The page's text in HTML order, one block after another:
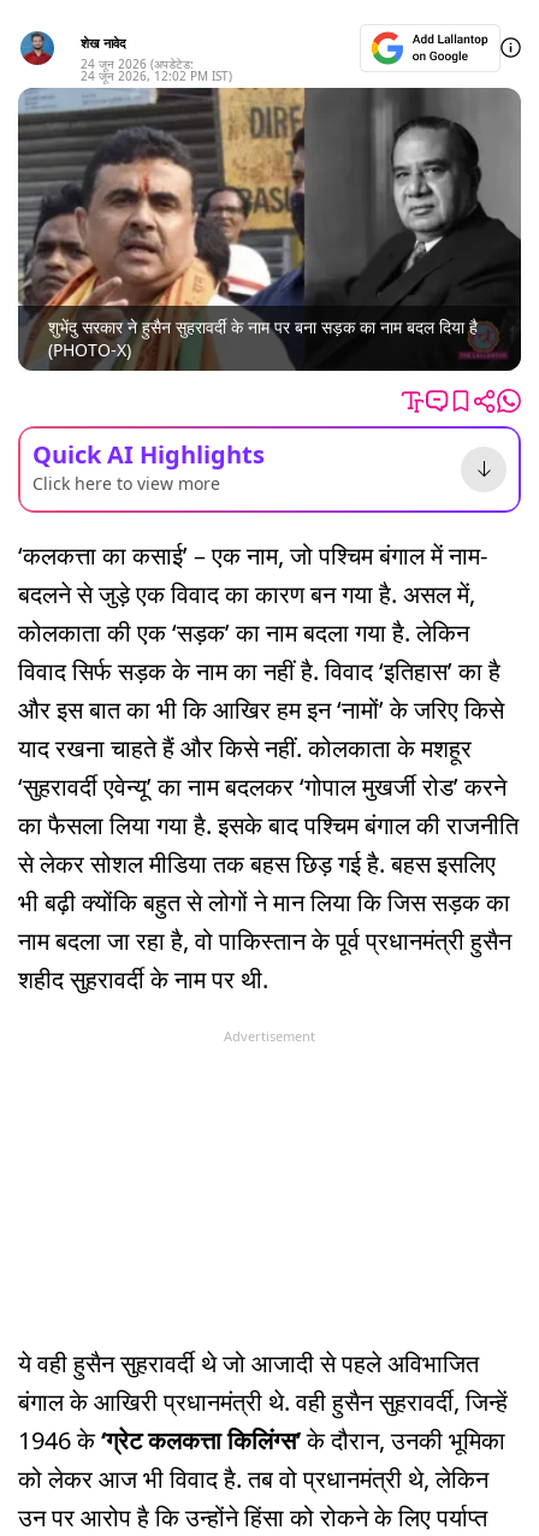
शेख नावेद
24 जून 2026 (अपडेटेड:
24 जून 2026, 12:02 PM IST)
शुभेंदु सरकार ने हुसैन सुहरावर्दी के नाम पर बना सड़क का नाम बदल दिया है
(PHOTO-X)
Quick AI Highlights
Click here to view more
‘कलकत्ता का कसाई’ – एक नाम, जो पश्चिम बंगाल में नाम-
बदलने से जुड़े एक विवाद का कारण बन गया है. असल में,
कोलकाता की एक ‘सड़क’ का नाम बदला गया है. लेकिन
विवाद सिर्फ सड़क के नाम का नहीं है. विवाद ‘इतिहास’ का है
और इस बात का भी कि आखिर हम इन ‘नामों’ के जरिए किसे
याद रखना चाहते हैं और किसे नहीं. कोलकाता के मशहूर
‘सुहरावर्दी एवेन्यू’ का नाम बदलकर ‘गोपाल मुखर्जी रोड’ करने
का फैसला लिया गया है. इसके बाद पश्चिम बंगाल की राजनीति
से लेकर सोशल मीडिया तक बहस छिड़ गई है. बहस इसलिए
भी बढ़ी क्योंकि बहुत से लोगों ने मान लिया कि जिस सड़क का
नाम बदला जा रहा है, वो पाकिस्तान के पूर्व प्रधानमंत्री हुसैन
शहीद सुहरावर्दी के नाम पर थी.
Advertisement
ये वही हुसैन सुहरावर्दी थे जो आजादी से पहले अविभाजित
बंगाल के आखिरी प्रधानमंत्री थे. वही हुसैन सुहरावर्दी, जिन्हें
1946 के‘ग्रेट कलकत्ता किलिंग्स’के दौरान, उनकी भूमिका
को लेकर आज भी विवाद है. तब वो प्रधानमंत्री थे, लेकिन
उन पर आरोप है कि उन्होंने हिंसा को रोकने के लिए पर्याप्त